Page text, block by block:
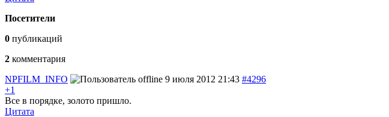
Посетители
0 публикаций
2 комментария
NPFILM_INFO
9 июля 2012 21:43 #4296
+1
Все в порядке, золото пришло.
Цитата